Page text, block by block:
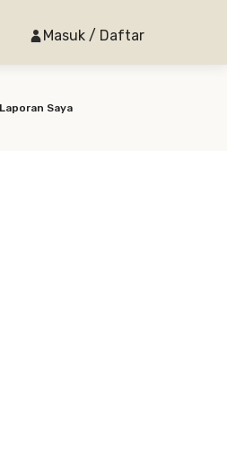
Masuk / Daftar
Laporan Saya